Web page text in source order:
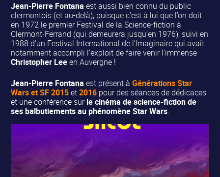
Jean-Pierre Fontana est aussi bien connu du public
clermontois (et au-delà), puisque c’est à lui que l’on doit
en 1972 le premier Festival de la Science-fiction à
Clermont-Ferrand (qui demeurera jusqu’en 1976), suivi en
1988 d’un Festival International de l’Imaginaire qui avait
notamment accompli l’exploit de faire venir l’immense
Christopher Leeen Auvergne !
Jean-Pierre Fontana est présent àGénérations Star
Wars et SF 2015et2016 pour des séances de dédicaces
et une conférence surle cinéma de science-fiction de
ses balbutiements au phénomène Star Wars.